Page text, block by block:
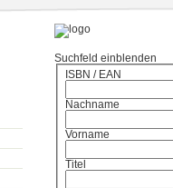
Suchfeld einblenden
ISBN / EAN
Nachname
Vorname
Titel